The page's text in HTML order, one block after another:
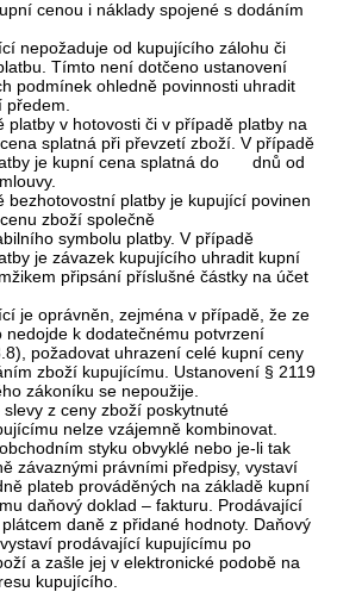
cenou i náklady spojené s dodáním
od kupujícího zálohu či
Tímto není dotčeno ustanovení
podmínek ohledně povinnosti uhradit
v hotovosti či v případě platby na
splatná při převzetí zboží. V případě
je kupní cena splatná do dnů od
platby je kupující povinen
zboží společně
symbolu platby. V případě
je závazek kupujícího uhradit kupní
připsání příslušné částky na účet
oprávněn, zejména v případě, že ze
nedojde k dodatečnému potvrzení
požadovat uhrazení celé kupní ceny
zboží kupujícímu. Ustanovení § 2119
zákoníku se nepoužije.
z ceny zboží poskytnuté
nelze vzájemně kombinovat.
styku obvyklé nebo je-li tak
závaznými právními předpisy, vystaví
plateb prováděných na základě kupní
daňový doklad – fakturu. Prodávající
daně z přidané hodnoty. Daňový
prodávající kupujícímu po
a zašle jej v elektronické podobě na
kupujícího.